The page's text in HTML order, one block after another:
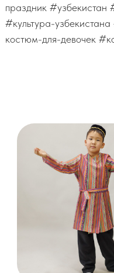
праздник
#культура-
костюм-для-девочек